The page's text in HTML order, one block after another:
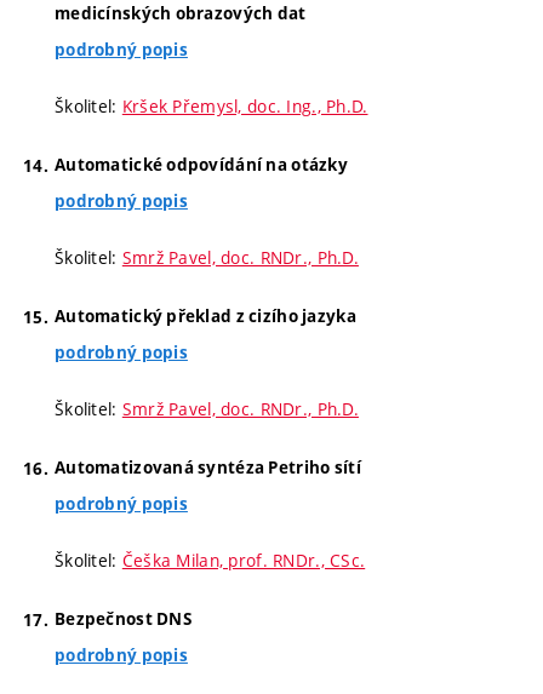
medicínských obrazových dat
podrobný popis
Školitel: Kršek Přemysl, doc. Ing., Ph.D.
Automatické odpovídání na otázky
podrobný popis
Školitel: Smrž Pavel, doc. RNDr., Ph.D.
Automatický překlad z cizího jazyka
podrobný popis
Školitel: Smrž Pavel, doc. RNDr., Ph.D.
Automatizovaná syntéza Petriho sítí
podrobný popis
Školitel: Češka Milan, prof. RNDr., CSc.
Bezpečnost DNS
podrobný popis